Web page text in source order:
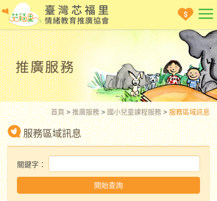
首頁>推廣服務>國小兒童課程服務>服務區域訊息
服務區域訊息
關鍵字：
開始查詢